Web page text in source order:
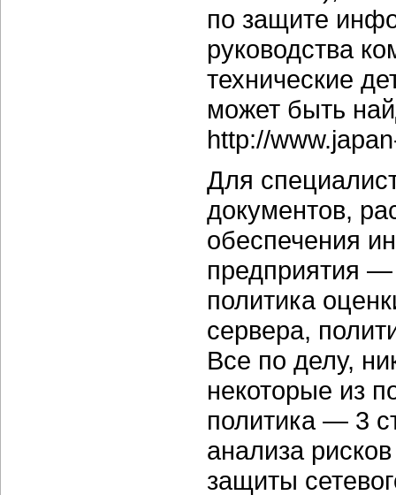
по защите
руководства
технические
может быть
http://
Для
документов,
обеспечения
предприятия —
политика
сервера,
Все по делу,
некоторые из
политика — 3
анализа
защиты